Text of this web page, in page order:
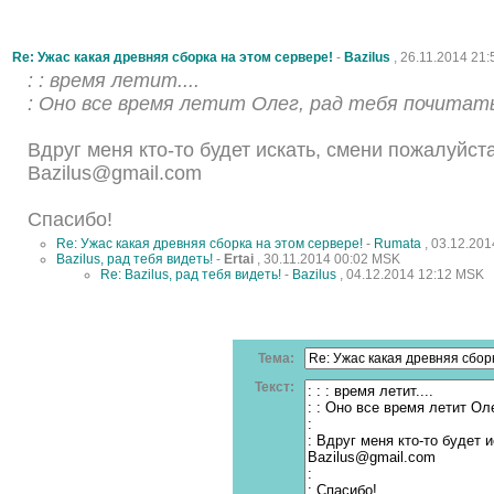
Re: Ужас какая древняя сборка на этом сервере! - Bazilus , 26.11.2014
: : время летит....
: Оно все время летит Олег, рад тебя
Вдруг меня кто-то будет искать, смени
Bazilus@gmail.com
Спасибо!
Re: Ужас какая древняя сборка на этом сервере! - Rumata ,
Bazilus, рад тебя видеть! - Ertai , 30.11.2014 00:02 MSK
Re: Bazilus, рад тебя видеть! - Bazilus , 04.12.2014 12:12 MSK
Тема:
Текст: